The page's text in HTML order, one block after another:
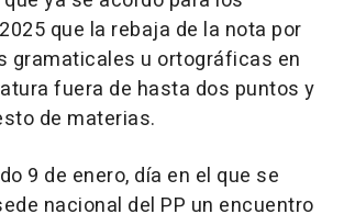
que la rebaja de la nota por
gramaticales u ortográficas en
fuera de hasta dos puntos y
de materias.
9 de enero, día en el que se
nacional del PP un encuentro